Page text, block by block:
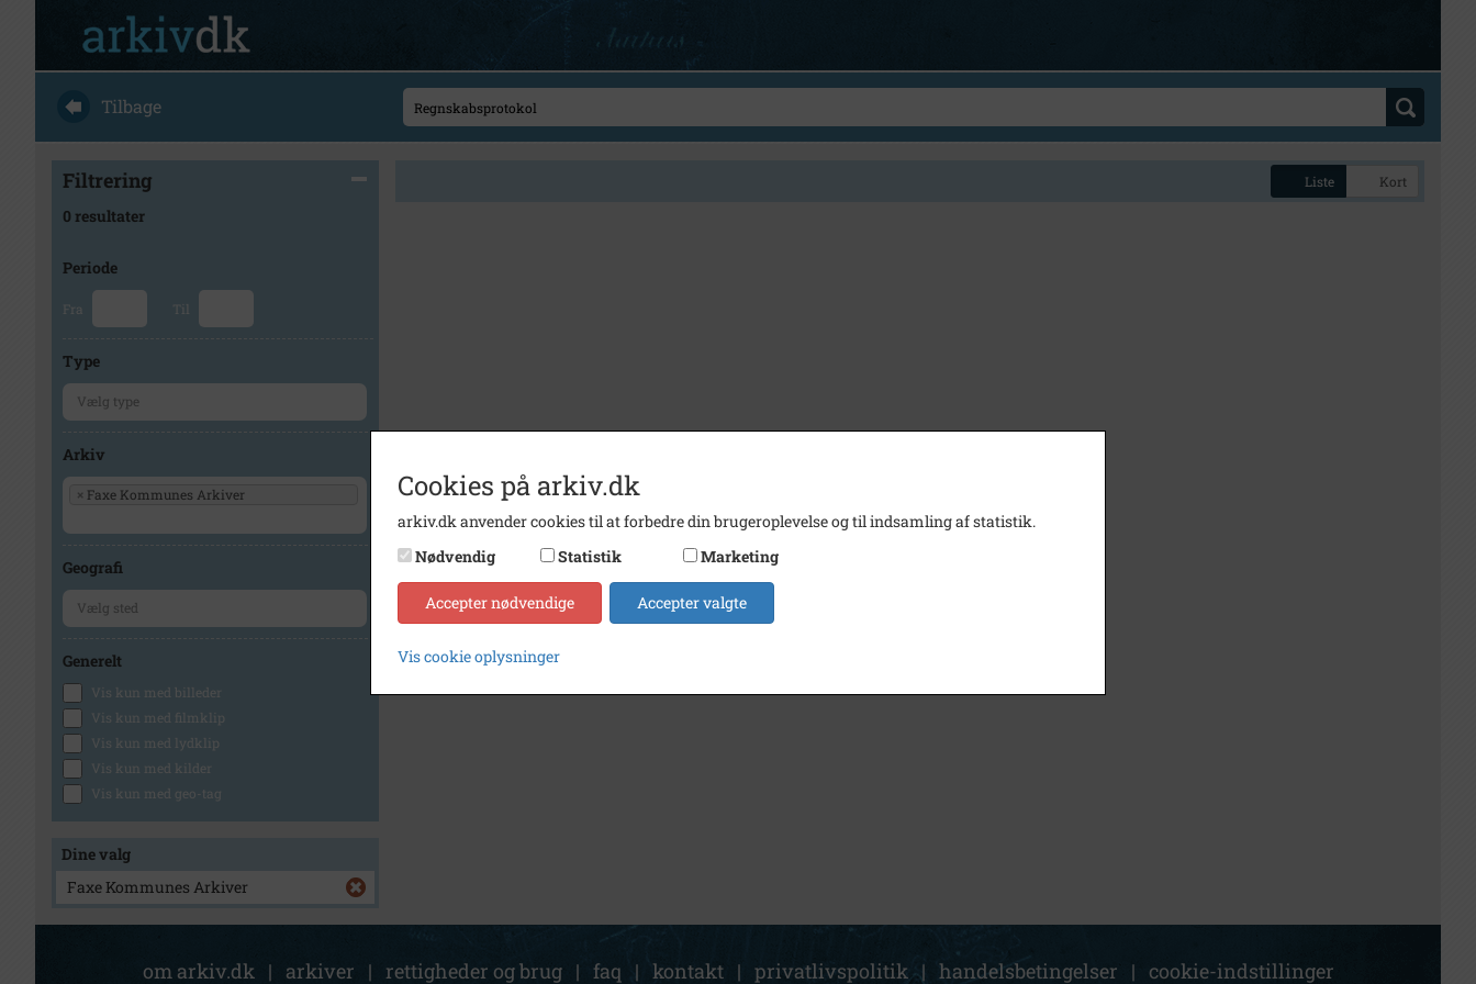
Tilbage
Filtrering
0 resultater
Periode
Fra Til
Type
Arkiv
× Faxe Kommunes Arkiver
Geografi
Generelt
Vis kun med billeder
Vis kun med filmklip
Vis kun med lydklip
Vis kun med kilder
Vis kun med geo-tag
Dine valg
Faxe Kommunes Arkiver
Liste Kort
om arkiv.dk | arkiver | rettigheder og brug | faq | kontakt | privatlivspolitik | handelsbetingelser | cookie-indstillinger
Cookies på arkiv.dk
arkiv.dk anvender cookies til at forbedre din brugeroplevelse og til indsamling af statistik.
Nødvendig
Statistik Marketing
Accepter nødvendige Accepter valgte
Vis cookie oplysninger